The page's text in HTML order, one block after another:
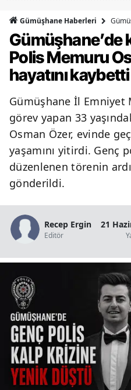
Gümüşhane Haberleri
Gümüşhane’de
Polis Memuru
hayatını kaybetti
Gümüşhane İl
görev yapan 33
Osman Özer, evinde
yaşamını yitirdi. Genç
düzenlenen törenin
gönderildi.
Recep Ergin
Editör
21